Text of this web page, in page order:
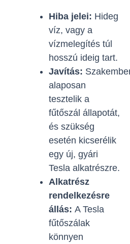
Hiba jelei: Hideg
víz, vagy a
vízmelegítés túl
hosszú ideig tart.
Javítás:
alaposan
tesztelik a
fűtőszál állapotát,
és szükség
esetén kicserélik
egy új, gyári
Tesla alkatrészre.
Alkatrész
rendelkezésre
állás: A Tesla
fűtőszálak
könnyen